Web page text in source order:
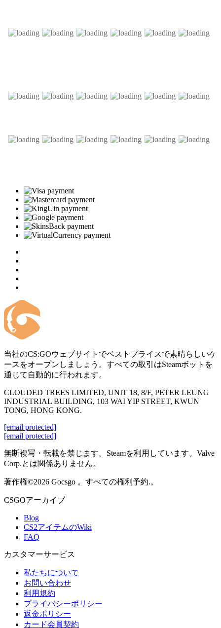
当社のCS:GOウェブサイトでベストプライスで素晴らしいケ
ースをオープンしましょう。すべての取引はSteamボットを
通じて自動的に行われます。
CLOUDED TREES LIMITED, UNIT 18, 8/F, PETER LEUNG
INDUSTRIAL BUILDING, 103 WAI YIP STREET, KWUN
TONG, HONG KONG.
[email protected]
[email protected]
無断複写・転載を禁じます。Steamを利用しています。Valve
Corp.とは関係ありません。
著作権©2026 Gocsgo 。すべての権利予約.。
CSGOアーカイブ
Blog
CS2アイテムのWiki
FAQ
カスタマーサービス
私たちについて
お問い合わせ
利用規約
プライバシーポリシー
返金ポリシー
カード会員契約